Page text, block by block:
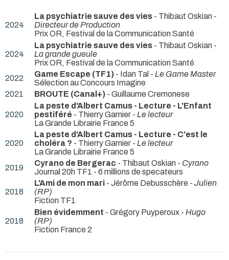
2024
La psychiatrie sauve des vies - Thibaut Oskian -
Directeur de Production
Prix OR, Festival de la Communication Santé
2024
La psychiatrie sauve des vies - Thibaut Oskian -
La grande gueule
Prix OR, Festival de la Communication Santé
2022
Game Escape (TF1) - Idan Tal - Le Game Master
Sélection au Concours Imagine
2021
BROUTE (Canal+) - Guillaume Cremonese
2020
La peste d'Albert Camus - Lecture - L'Enfant
pestiféré - Thierry Garnier - Le lecteur
La Grande Librairie France 5
2020
La peste d'Albert Camus - Lecture - C'est le
choléra ? - Thierry Garnier - Le lecteur
La Grande Librairie France 5
2019
Cyrano de Bergerac - Thibaut Oskian - Cyrano
Journal 20h TF1 - 6 millions de specateurs
2018
L'Ami de mon mari - Jérôme Debusschère - Julien
(RP)
Fiction TF1
2018
Bien évidemment - Grégory Puyperoux - Hugo
(RP)
Fiction France 2